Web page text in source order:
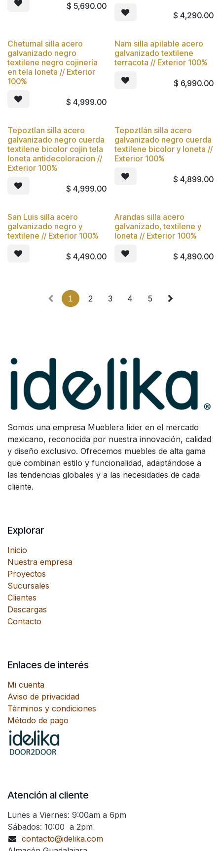
$ 5,690.00
$ 4,290.00
Nuevo
Chetumal silla acero
galvanizado negro
textilene negro cojinería
en tela loneta // Exterior
100%
$ 4,999.00
Nuevo
Nam silla apilable acero
galvanizado textilene
terracota // Exterior 100%
$ 6,990.00
Nuevo
Tepoztlan silla acero
galvanizado negro cuerda
textilene bicolor cojin tela
loneta antidecoloracion //
Exterior 100%
$ 4,999.00
Nuevo
Tepoztlán silla acero
galvanizado negro cuerda
textilene bicolor y loneta //
Exterior 100%
$ 4,899.00
Nuevo
San Luis silla acero
galvanizado negro y
textilene // Exterior 100%
$ 4,490.00
Nuevo
Arandas silla acero
galvanizado, textilene y
loneta // Exterior 100%
$ 4,890.00
1 2 3 4 5
Somos una empresa Mueblera líder en el mercado
mexicano, reconocida por nuestra innovación, calidad
y diseño exclusivo. Ofrecemos muebles de alta gama
que combinan estilo y funcionalidad, adaptándose a
las tendencias globales y a las necesidades de cada
cliente.
Explorar
Inicio
Nuestra empresa
Proyectos
Sucursales
Clientes
Descargas
Contacto
Enlaces de interés
Mi cuenta
Aviso de privacidad
Términos y condiciones
Método de pago
Atención al cliente
Lunes a Viernes: 9:00am a 6pm
Sábados: 10:00 a 2pm
contacto@idelika.com